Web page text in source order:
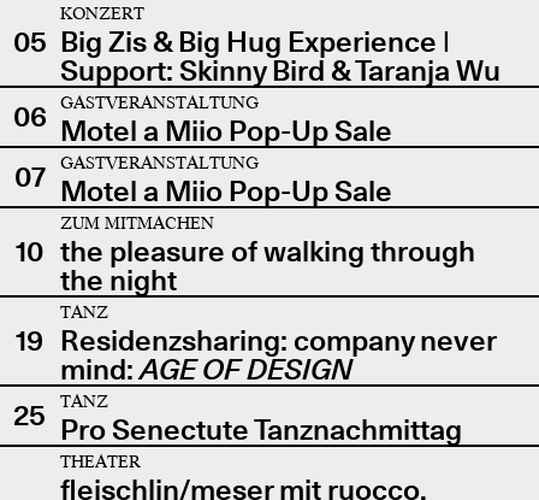
05
KONZERT
Big Zis & Big Hug Experience |
Support: Skinny Bird & Taranja Wu
06
GASTVERANSTALTUNG
Motel a Miio Pop-Up Sale
07
GASTVERANSTALTUNG
Motel a Miio Pop-Up Sale
10
ZUM MITMACHEN
the pleasure of walking through
the night
19
TANZ
Residenzsharing: company never
mind:AGE OF DESIGN
25
TANZ
Pro Senectute Tanznachmittag
THEATER
fleischlin/meser mit ruocco,